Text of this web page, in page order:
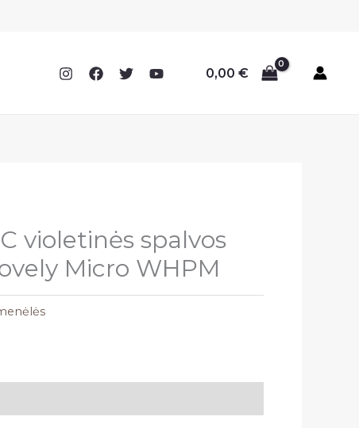
0,00 €
violetinės spalvos
Micro WHPM